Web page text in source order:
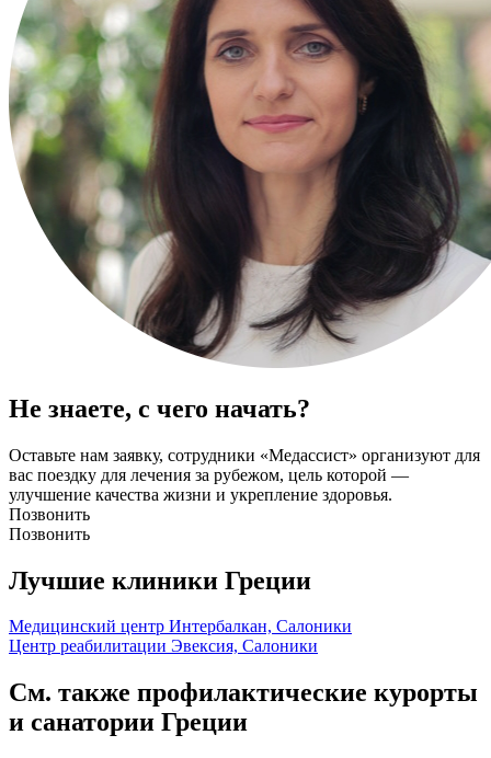
Не знаете, с чего начать?
Оставьте нам заявку, сотрудники «Медассист» организуют для
вас поездку для лечения за рубежом, цель которой —
улучшение качества жизни и укрепление здоровья.
Позвонить
Позвонить
Лучшие клиники Греции
Медицинский центр Интербалкан, Салоники
Центр реабилитации Эвексия, Салоники
См. также профилактические курорты
и санатории Греции